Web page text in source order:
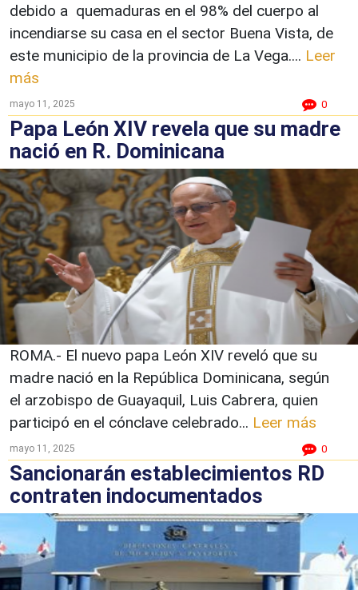
debido a quemaduras en el 98% del cuerpo al
incendiarse su casa en el sector Buena Vista, de
este municipio de la provincia de La Vega.... Leer
más
mayo 11, 2025 0
Papa León XIV revela que su madre
nació en R. Dominicana
ROMA.- El nuevo papa León XIV reveló que su
madre nació en la República Dominicana, según
el arzobispo de Guayaquil, Luis Cabrera, quien
participó en el cónclave celebrado... Leer más
mayo 11, 2025 0
Sancionarán establecimientos RD
contraten indocumentados